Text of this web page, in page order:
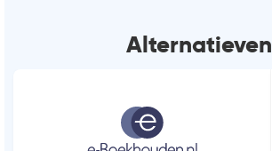
Alternatieven